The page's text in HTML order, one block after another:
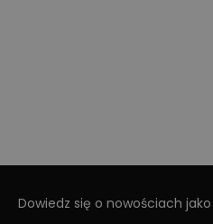
Dowiedz się o nowościach